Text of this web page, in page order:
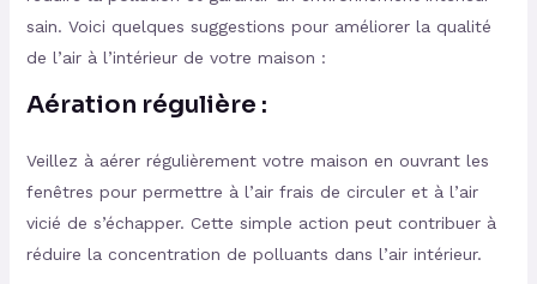
sain. Voici quelques suggestions pour améliorer la qualité
de l’air à l’intérieur de votre maison :
Aération régulière :
Veillez à aérer régulièrement votre maison en ouvrant les
fenêtres pour permettre à l’air frais de circuler et à l’air
vicié de s’échapper. Cette simple action peut contribuer à
réduire la concentration de polluants dans l’air intérieur.